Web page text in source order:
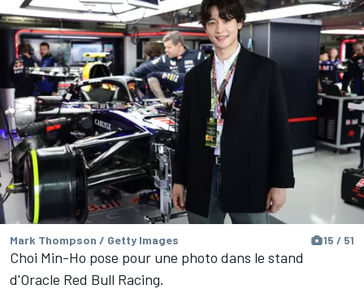
Mark Thompson / Getty Images 15 / 51
Choi Min-Ho pose pour une photo dans le stand
d'Oracle Red Bull Racing.